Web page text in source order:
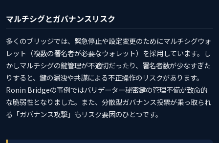
マルチシグとガバナンスリスク
多くのブリッジでは、緊急停止や設定変更のためにマルチシグウォ
レット（複数の署名者が必要なウォレット）を採用しています。し
かしマルチシグの鍵管理が不適切だったり、署名者数が少なすぎた
りすると、鍵の漏洩や共謀による不正操作のリスクがあります。
Ronin Bridgeの事例ではバリデーター秘密鍵の管理不備が致命的
な脆弱性となりました。また、分散型ガバナンス投票が乗っ取られ
る「ガバナンス攻撃」もリスク要因のひとつです。